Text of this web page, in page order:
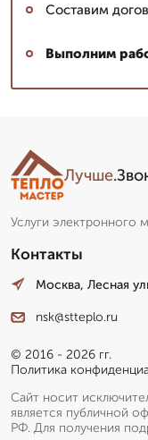
Составим
Выполним
Лучше
Услуги электронного
Контакты
Москва, Лесная
nsk@stteplo.ru
© 2016 - 2026 гг.
Политика
Сайт носит
является публичной
РФ. Для получения